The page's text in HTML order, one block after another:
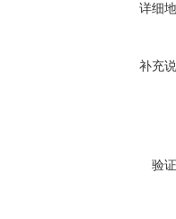
详细
补充
验